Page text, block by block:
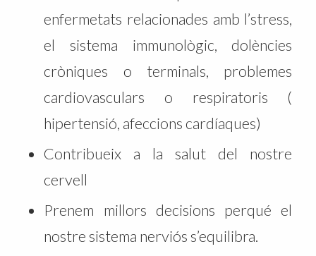
enfermetats relacionades amb l’stress,
el sistema immunològic, dolències
cròniques o terminals, problemes
cardiovasculars o respiratoris (
hipertensió, afeccions cardíaques)
Contribueix a la salut del nostre
cervell
Prenem millors decisions perqué el
nostre sistema nerviós s’equilibra.